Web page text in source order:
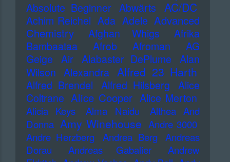
Absolute Beginner Abwärts AC/DC
Achim Reichel Ada Adele Advanced
Chemistry
Afghan Whigs
Afrika
Bambaataa
Afrob Afroman
AG
Geige
Air Alabaster DePlume
Alan
Wilson Alexandra Alfred 23 Harth
Alfred Brendel Alfred Hilsberg
Alice
Coltrane Alice Cooper Alice Merton
Alicia Keys Alma Naidu
Althea And
Donna Amy Winehouse Andre 3000
Andre Herzberg
Andrea Berg
Andreas
Dorau
Andreas Gabalier
Andrew